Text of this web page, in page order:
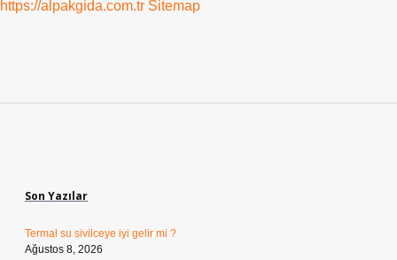
https://alpakgida.com.tr Sitemap
Son Yazılar
Termal su sivilceye iyi gelir mi ?
Ağustos 8, 2026